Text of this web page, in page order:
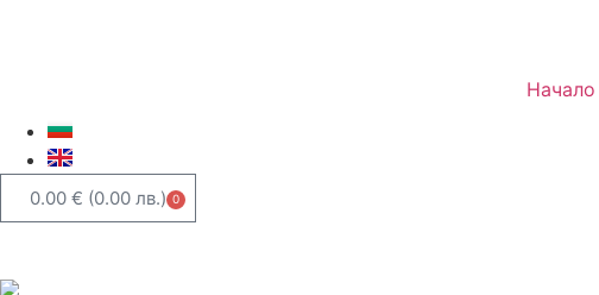
Начало
0.00 € (0.00 лв.) 0